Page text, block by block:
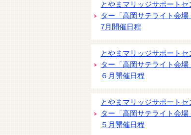
とやまマリッジサポートセ
ター「高岡サテライト会場
7月開催日程
とやまマリッジサポートセ
ター「高岡サテライト会場
６月開催日程
とやまマリッジサポートセ
ター「高岡サテライト会場
５月開催日程